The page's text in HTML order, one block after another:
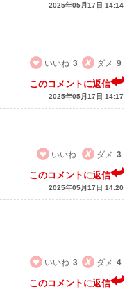
2025年05月17日 14:14
いいね 3 ダメ 9
このコメントに返信
2025年05月17日 14:17
いいね
ダメ 3
このコメントに返信
2025年05月17日 14:20
いいね 3 ダメ 4
このコメントに返信